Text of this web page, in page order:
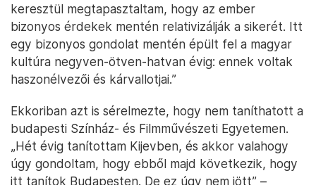
keresztül megtapasztaltam, hogy az ember
bizonyos érdekek mentén relativizálják a sikerét. Itt
egy bizonyos gondolat mentén épült fel a magyar
kultúra negyven-ötven-hatvan évig: ennek voltak
haszonélvezői és kárvallotjai.”
Ekkoriban azt is sérelmezte, hogy nem taníthatott a
budapesti Színház- és Filmművészeti Egyetemen.
„Hét évig tanítottam Kijevben, és akkor valahogy
úgy gondoltam, hogy ebből majd következik, hogy
itt tanítok Budapesten. De ez úgy nem jött” –